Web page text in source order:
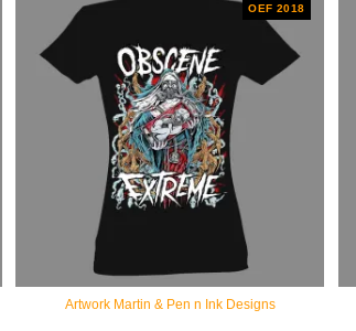
OEF 2018
Artwork Martin & Pen n Ink Designs